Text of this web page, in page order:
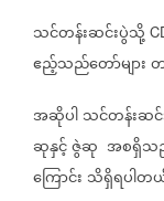
သင်တန်းဆင်းပွဲသို့
ဧည့်သည်တော်များ
အဆိုပါသင်တန်းဆင်
ဆုနှင့်ဇွဲဆု အစရှိ
ကြောင်း သိရှိရပါတ